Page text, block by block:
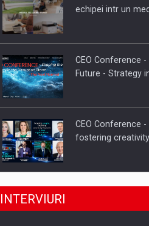
Proteinmaxxing
echipei intr un
CEO Conference
Future - Strategy
CEO Conference
fostering
CEO Conference
INTERVIURI